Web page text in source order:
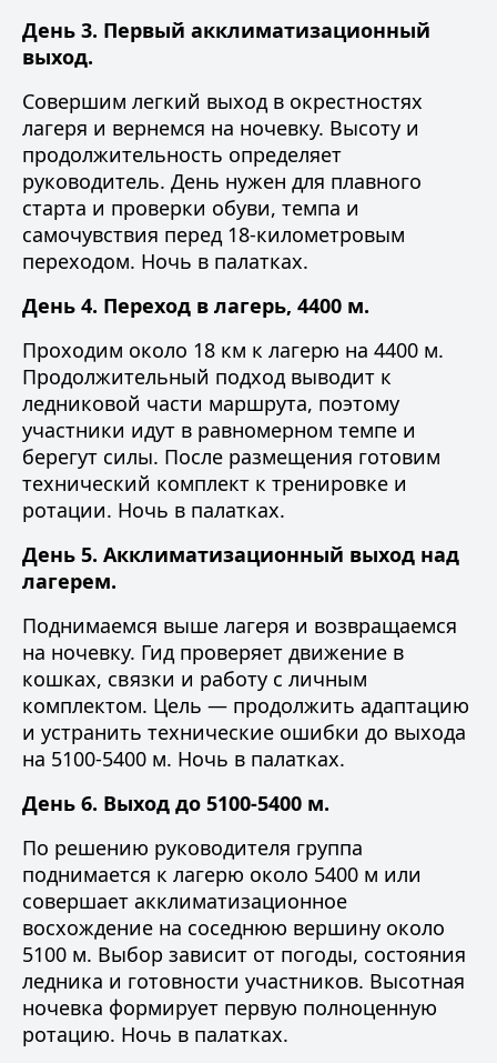
День 3. Первый акклиматизационный
выход.
Совершим легкий выход в окрестностях
лагеря и вернемся на ночевку. Высоту и
продолжительность определяет
руководитель. День нужен для плавного
старта и проверки обуви, темпа и
самочувствия перед 18-километровым
переходом. Ночь в палатках.
День 4. Переход в лагерь, 4400 м.
Проходим около 18 км к лагерю на 4400 м.
Продолжительный подход выводит к
ледниковой части маршрута, поэтому
участники идут в равномерном темпе и
берегут силы. После размещения готовим
технический комплект к тренировке и
ротации. Ночь в палатках.
День 5. Акклиматизационный выход над
лагерем.
Поднимаемся выше лагеря и возвращаемся
на ночевку. Гид проверяет движение в
кошках, связки и работу с личным
комплектом. Цель — продолжить адаптацию
и устранить технические ошибки до выхода
на 5100-5400 м. Ночь в палатках.
День 6. Выход до 5100-5400 м.
По решению руководителя группа
поднимается к лагерю около 5400 м или
совершает акклиматизационное
восхождение на соседнюю вершину около
5100 м. Выбор зависит от погоды, состояния
ледника и готовности участников. Высотная
ночевка формирует первую полноценную
ротацию. Ночь в палатках.